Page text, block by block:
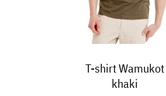
T-shirt Wamukot
khaki